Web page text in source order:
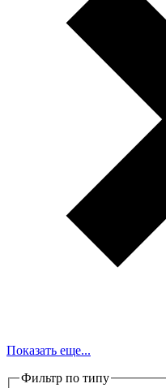
Показать еще...
Фильтр по типу